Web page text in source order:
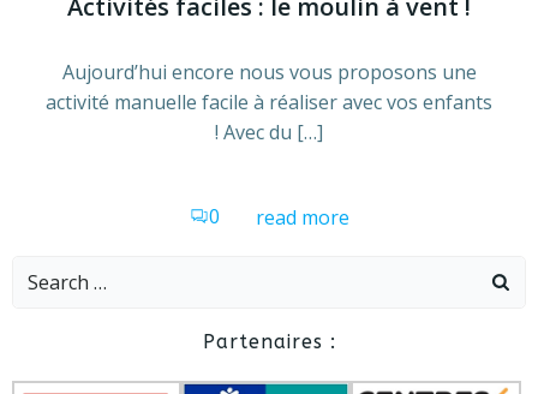
Aujourd’hui encore nous vous proposons une
activité manuelle facile à réaliser avec vos enfants
! Avec du […]
0 read more
Search
Partenaires :